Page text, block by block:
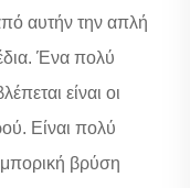
αυτήν την απλή
Ένα πολύ
είναι οι
Είναι πολύ
βρύση